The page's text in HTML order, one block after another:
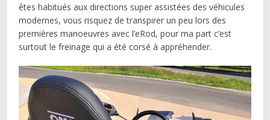
êtes habitués aux directions super assistées des véhicules
modernes, vous risquez de transpirer un peu lors des
premières manoeuvres avec l’eRod, pour ma part c’est
surtout le freinage qui a été corsé à appréhender.